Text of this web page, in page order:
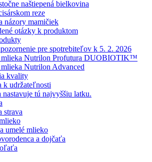
naštiepená bielkovina
reze
názory mamičiek
otázky k produktom
pre spotrebiteľov k 5. 2. 2026
mlieka Nutrilon Profutura DUOBIOTIK™
Nutrilon Advanced
kvality
k udržateľnosti
nastavuje tú najvyššiu latku.
strava
umelé mlieko
a dojčaťa